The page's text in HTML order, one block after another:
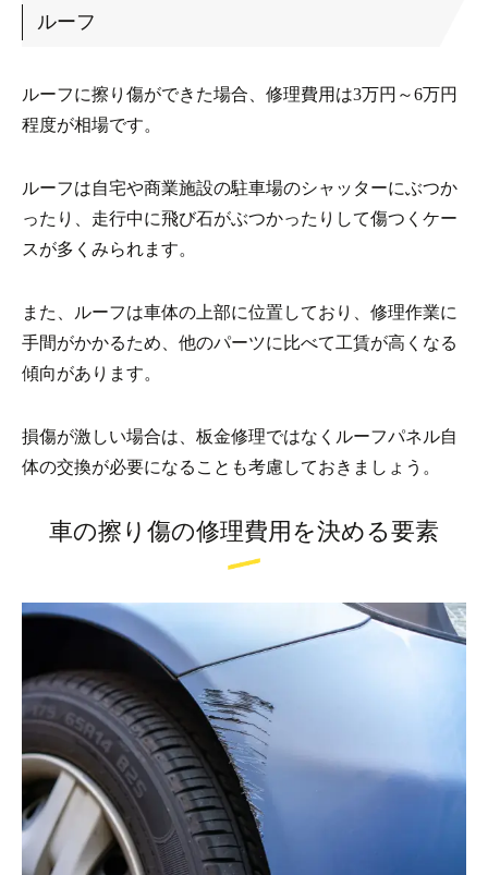
ルーフ
ルーフに擦り傷ができた場合、修理費用は3万円～6万円
程度が相場です。
ルーフは自宅や商業施設の駐車場のシャッターにぶつか
ったり、走行中に飛び石がぶつかったりして傷つくケー
スが多くみられます。
また、ルーフは車体の上部に位置しており、修理作業に
手間がかかるため、他のパーツに比べて工賃が高くなる
傾向があります。
損傷が激しい場合は、板金修理ではなくルーフパネル自
体の交換が必要になることも考慮しておきましょう。
車の擦り傷の修理費用を決める要素